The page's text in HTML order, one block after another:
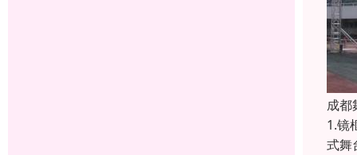
成都
1.镜
式舞